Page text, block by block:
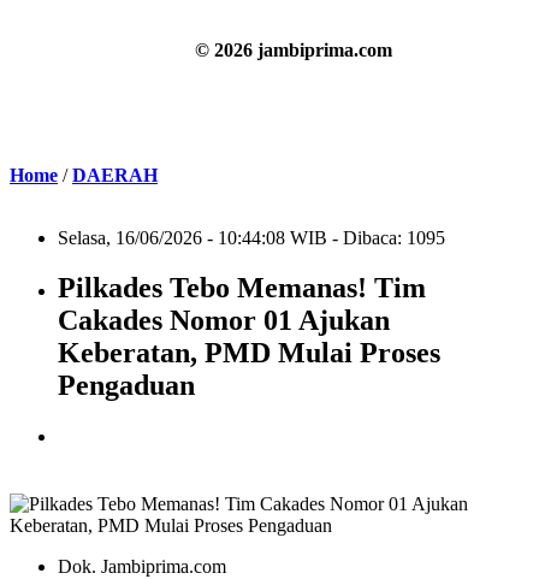
© 2026 jambiprima.com
Home /DAERAH
Selasa, 16/06/2026 - 10:44:08 WIB - Dibaca: 1095
Pilkades Tebo Memanas! Tim
Cakades Nomor 01 Ajukan
Keberatan, PMD Mulai Proses
Pengaduan
Dok. Jambiprima.com